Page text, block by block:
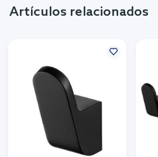
Artículos relacionados